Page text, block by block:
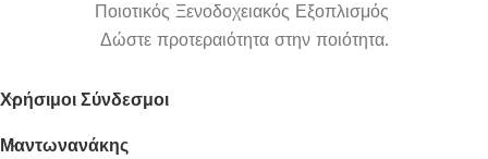
Ποιοτικός Ξενοδοχειακός Εξοπλισμός
Δώστε προτεραιότητα στην ποιότητα.
Χρήσιμοι Σύνδεσμοι
Μαντωνανάκης